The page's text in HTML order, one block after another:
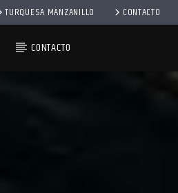
TURQUESA MANZANILLO CONTACTO
CONTACTO